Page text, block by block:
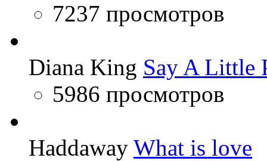
7237 просмотров
Diana King Say A Little
5986 просмотров
Haddaway What is love